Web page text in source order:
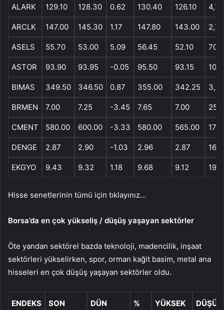
ALARK 129.10 128.30 0.62 130.40 126.10
ARCLK 147.00 145.30 1.17 147.80 143.00
ASELS 55.70 53.00 5.09 56.45 52.10
ASTOR 93.90 93.95 -0.05 95.50 93.15
BIMAS 349.50 346.50 0.87 355.00 342.25
BRMEN 7.00 7.25 -3.45 7.65 7.00
CMENT 580.00 600.00 -3.33 580.00 565.00
DENGE 2.87 2.90 -1.03 2.96 2.87
EKGYO 9.43 9.32 1.18 9.68 9.12
Hisse senetlerinin tümü için tıklayınız…
Borsa’da en çok yükseliş / düşüş yaşayan sektörler
Öte yandan sektörel bazda teknoloji, madencilik, inşaat
sektörleri yükselirken, spor, orman kağit basim, metal ana
hisseleri en çok düşüş yaşayan sektörler oldu.
ENDEKS SON DÜN % YÜKSEK DÜŞÜK